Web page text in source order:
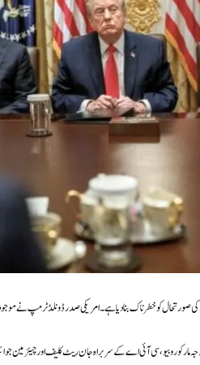
کی صورتحال کو خطرناک بنا دیا ہے۔ امریکی صدر ڈونلڈ ٹرمپ نے
مارکو روبیو، سی آئی اے کے سربراہ جان ریٹ کلیف اور